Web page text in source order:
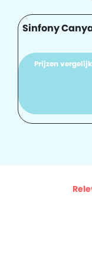
Sinfony
Prijzen